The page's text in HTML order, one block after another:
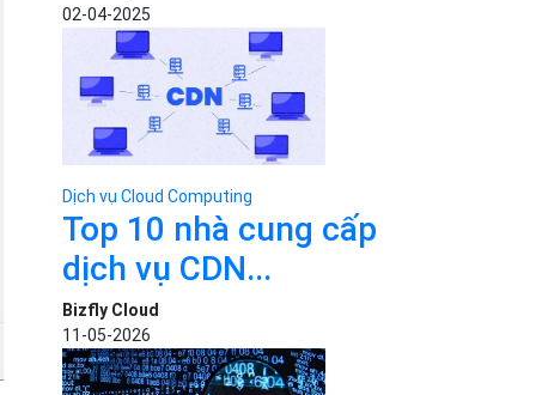
02-04-2025
Dịch vụ Cloud Computing
Top 10 nhà cung cấp
dịch vụ CDN...
Bizfly Cloud
11-05-2026